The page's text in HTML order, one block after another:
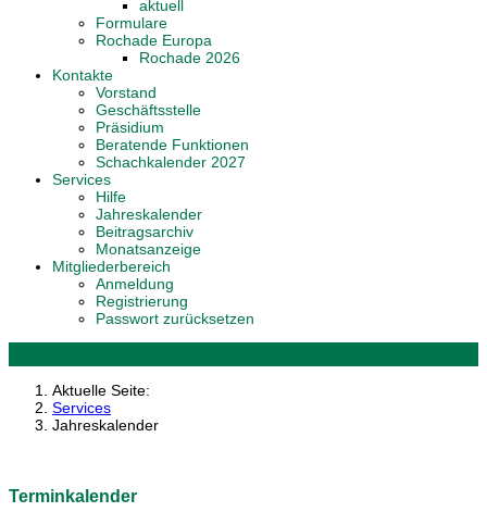
aktuell
Formulare
Rochade Europa
Rochade 2026
Kontakte
Vorstand
Geschäftsstelle
Präsidium
Beratende Funktionen
Schachkalender 2027
Services
Hilfe
Jahreskalender
Beitragsarchiv
Monatsanzeige
Mitgliederbereich
Anmeldung
Registrierung
Passwort zurücksetzen
Aktuelle Seite:
Services
Jahreskalender
Terminkalender